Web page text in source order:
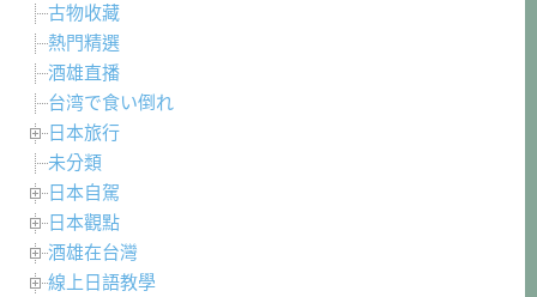
古物收藏
熱門精選
酒雄直播
台湾で食い倒れ
日本旅行
未分類
日本自駕
日本觀點
酒雄在台灣
線上日語教學